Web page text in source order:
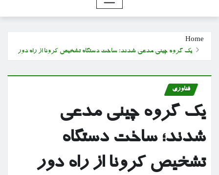
Home
یک گروه چینی مدعی شدند؛ ساخت دستگاه تشخیص کرونا از راه دور
فناوری
یک گروه چینی مدعی
شدند؛ ساخت دستگاه
تشخیص کرونا از راه دور